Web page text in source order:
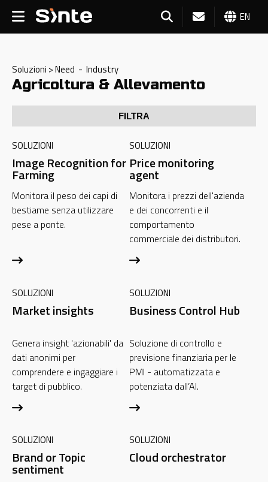
EN
Soluzioni > Need - Industry
Agricoltura & Allevamento
FILTRA
SOLUZIONI
Image Recognition for
Farming
Monitora il peso dei capi di
bestiame senza utilizzare
pese a ponte.
SOLUZIONI
Price monitoring
agent
Monitora i prezzi dell'azienda
e dei concorrenti e il
comportamento
commerciale dei distributori.
SOLUZIONI
Market insights
Genera insight 'azionabili' da
dati anonimi per
comprendere e ingaggiare i
target di pubblico.
SOLUZIONI
Business Control Hub
Soluzione di controllo e
previsione finanziaria per le
PMI - automatizzata e
potenziata dall’AI.
SOLUZIONI
Brand or Topic
sentiment
SOLUZIONI
Cloud orchestrator